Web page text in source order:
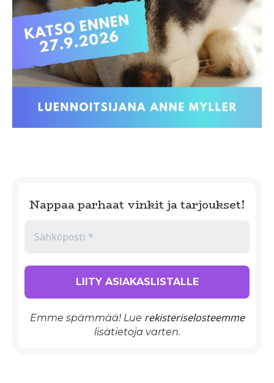
Nappaa parhaat vinkit ja tarjoukset!
Emme spämmää! Lue rekisteriselosteemme
lisätietoja varten.